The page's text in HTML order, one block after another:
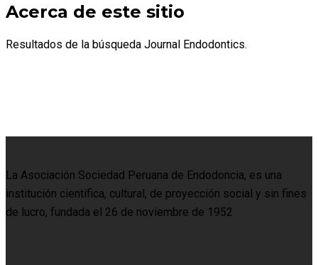
Acerca de este sitio
Resultados de la búsqueda Journal Endodontics.
La Asociación Sociedad Peruana de Endodoncia, es una
institución científica, cultural, de proyección social y sin fines
de lucro, fundada el 26 de noviembre de 1952